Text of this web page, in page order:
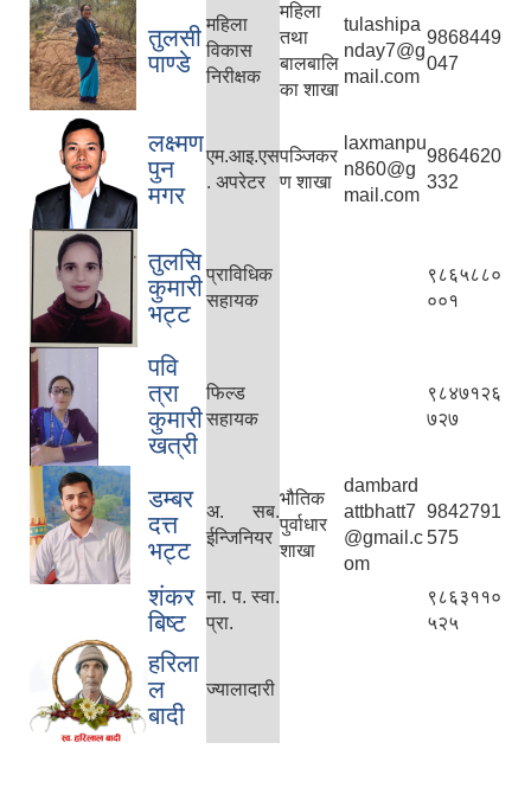
तुलसी
पाण्डे
महिला
विकास
निरीक्षक
महिला
तथा
बालबालि
का शाखा
tulashipa
nday7@g
mail.com
9868449
047
लक्ष्मण
पुन
मगर
एम.आइ.एस
. अपरेटर
पञ्जिकर
ण शाखा
laxmanpu
n860@g
mail.com
9864620
332
तुलसि
कुमारी
भट्ट
प्राविधिक
सहायक
९८६५८८०
००१
पवि
त्रा
कुमारी
खत्री
फिल्ड
सहायक
९८४७१२६
७२७
डम्बर
दत्त
भट्ट
अ. सब.
ईन्जिनियर
भौतिक
पुर्वाधार
शाखा
dambard
attbhatt7
@gmail.c
om
9842791
575
शंकर
बिष्ट
ना. प. स्वा.
प्रा.
९८६३११०
५२५
हरिला
ल
बादी
ज्यालादारी